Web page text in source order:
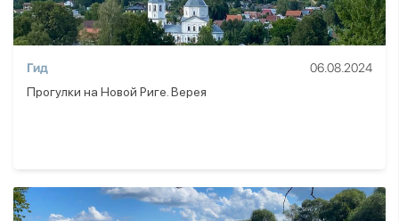
Гид
06.08.2024
Прогулки на Новой Риге. Верея